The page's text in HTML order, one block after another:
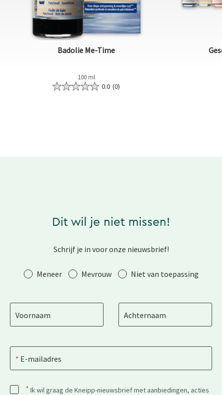
Badolie Me-Time
100 ml
0.0 (0)
Dit wil je niet missen!
Schrijf je in voor onze nieuwsbrief!
AanhefMeneer Mevrouw Niet van toepassing
Voornaam Achternaam
E-mailadres
* Ik wil graag de Kneipp-nieuwsbrief met aanbiedingen, acties